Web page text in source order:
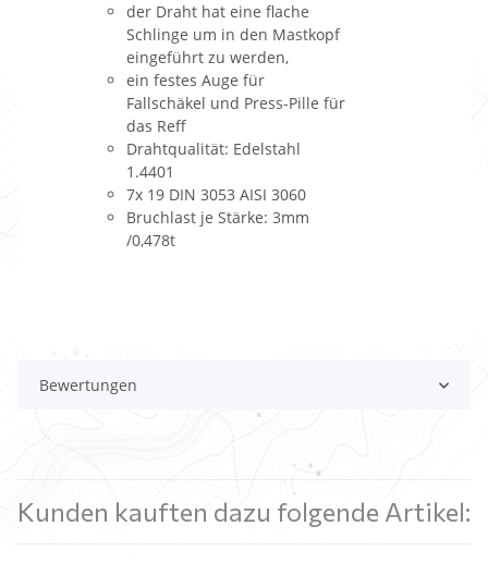
der Draht hat eine flache
Schlinge um in den Mastkopf
eingeführt zu werden,
ein festes Auge für
Fallschäkel und Press-Pille für
das Reff
Drahtqualität: Edelstahl
1.4401
7x 19 DIN 3053 AISI 3060
Bruchlast je Stärke: 3mm
/0,478t
Bewertungen
Kunden kauften dazu folgende Artikel: